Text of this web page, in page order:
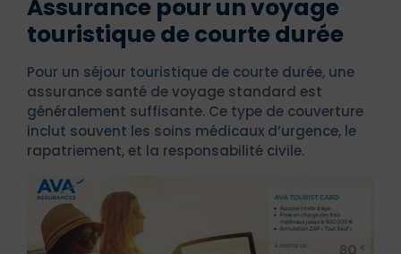
Assurance pour un voyage
touristique de courte durée
Pour un séjour touristique de courte durée, une
assurance santé de voyage standard est
généralement suffisante. Ce type de couverture
inclut souvent les soins médicaux d’urgence, le
rapatriement, et la responsabilité civile.